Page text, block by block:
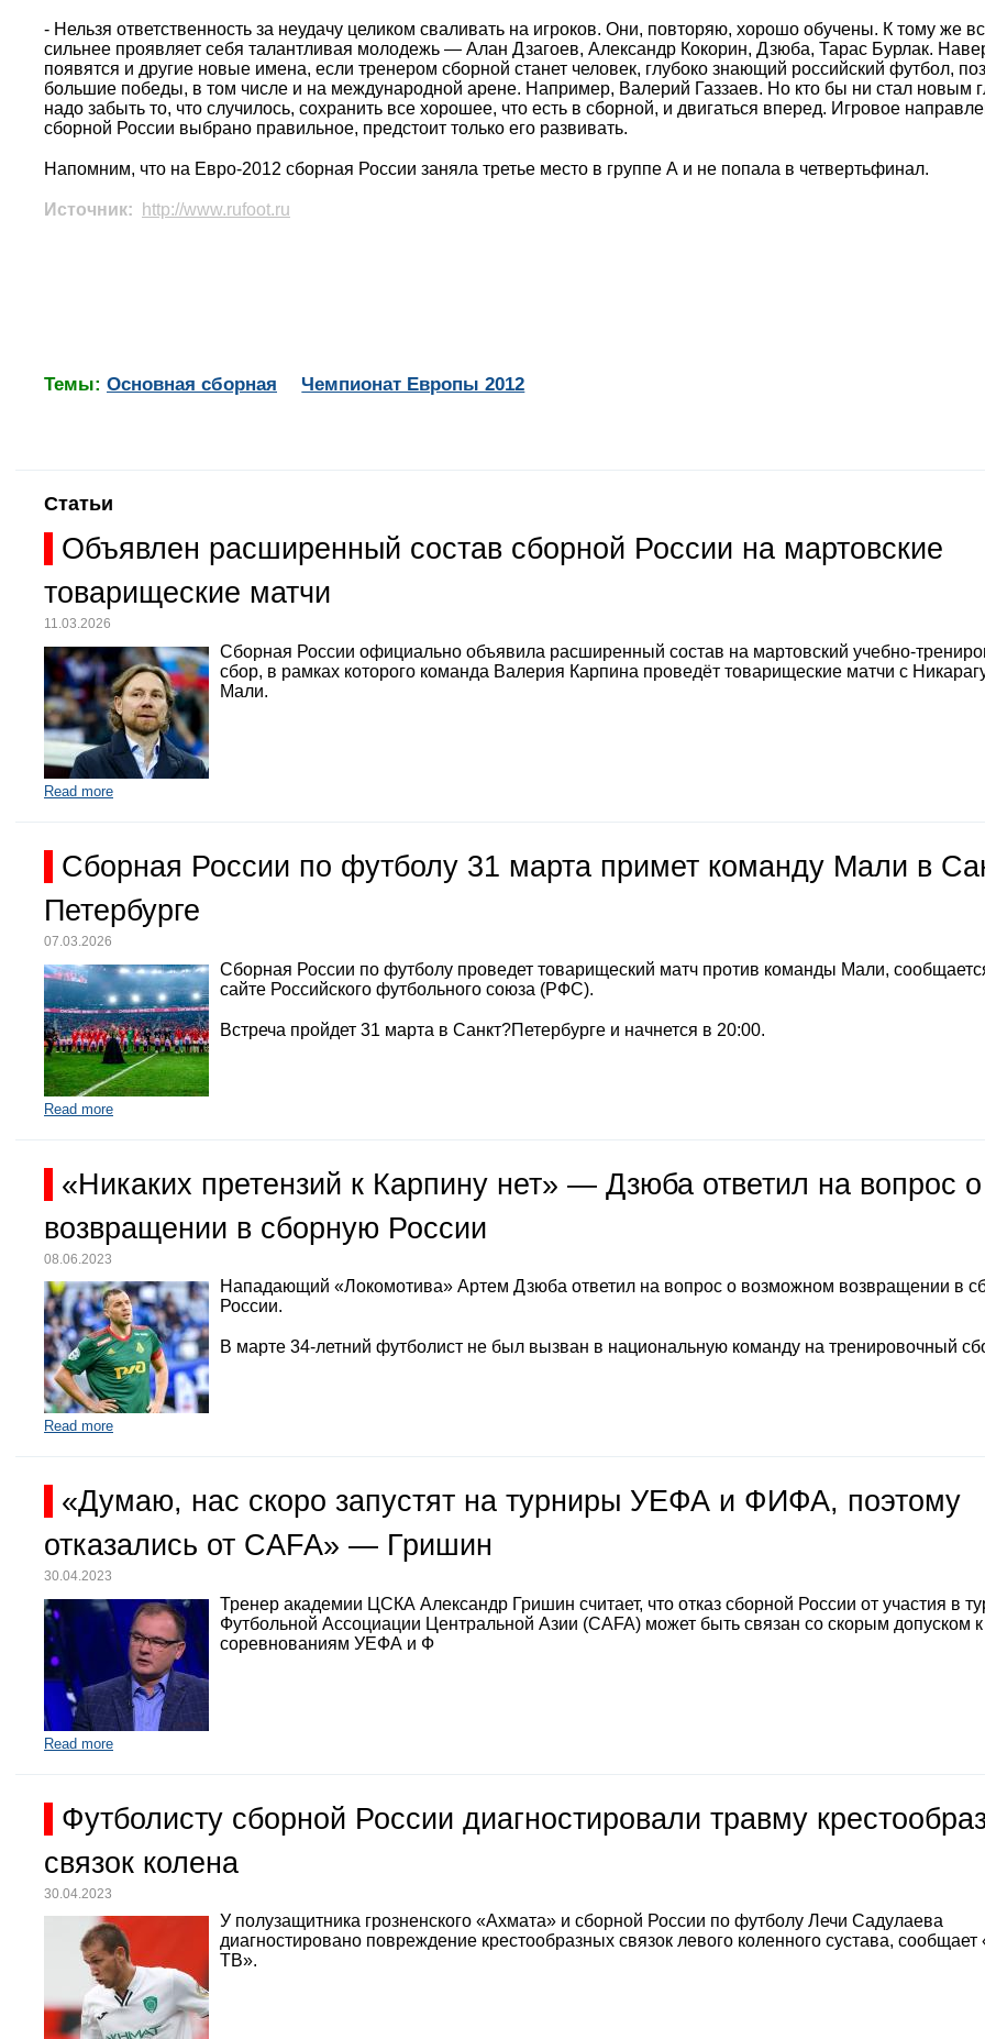
- Нельзя ответственность за неудачу целиком сваливать на игроков. Они, повторяю, хорошо обучены. К тому же
сильнее проявляет себя талантливая молодежь — Алан Дзагоев, Александр Кокорин, Дзюба, Тарас Бурлак.
появятся и другие новые имена, если тренером сборной станет человек, глубоко знающий российский футбол,
большие победы, в том числе и на международной арене. Например, Валерий Газзаев. Но кто бы ни стал новым
надо забыть то, что случилось, сохранить все хорошее, что есть в сборной, и двигаться вперед. Игровое
сборной России выбрано правильное, предстоит только его развивать.
Напомним, что на Евро-2012 сборная России заняла третье место в группе А и не попала в четвертьфинал.
Источник: http://www.rufoot.ru
Темы: Основная сборная Чемпионат Европы 2012
Статьи
Объявлен расширенный состав сборной России на мартовские
товарищеские матчи
11.03.2026
Сборная России официально объявила расширенный состав на мартовский учебно-
сбор, в рамках которого команда Валерия Карпина проведёт товарищеские матчи с
Мали.
Read more
Сборная России по футболу 31 марта примет команду Мали в
Петербурге
07.03.2026
Сборная России по футболу проведет товарищеский матч против команды Мали,
сайте Российского футбольного союза (РФС).
Встреча пройдет 31 марта в Санкт?Петербурге и начнется в 20:00.
Read more
«Никаких претензий к Карпину нет» — Дзюба ответил на вопрос о
возвращении в сборную России
08.06.2023
Нападающий «Локомотива» Артем Дзюба ответил на вопрос о возможном возвращении в
России.
В марте 34-летний футболист не был вызван в национальную команду на тренировочный
Read more
«Думаю, нас скоро запустят на турниры УЕФА и ФИФА, поэтому
отказались от CAFA» — Гришин
30.04.2023
Тренер академии ЦСКА Александр Гришин считает, что отказ сборной России от участия в
Футбольной Ассоциации Центральной Азии (CAFA) может быть связан со скорым допуском к
соревнованиям УЕФА и Ф
Read more
Футболисту сборной России диагностировали травму
связок колена
30.04.2023
У полузащитника грозненского «Ахмата» и сборной России по футболу Лечи Садулаева
диагностировано повреждение крестообразных связок левого коленного сустава, сообщает
ТВ».